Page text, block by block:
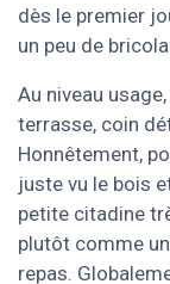
dès le premier
un peu de
Au niveau
terrasse, coin
Honnêtement,
juste vu le bois
petite citadine
plutôt comme
repas.